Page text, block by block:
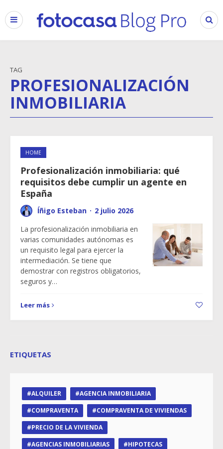
TAG
PROFESIONALIZACIÓN
INMOBILIARIA
HOME
Profesionalización inmobiliaria: qué
requisitos debe cumplir un agente en
España
Íñigo Esteban · 2 julio 2026
La profesionalización inmobiliaria en
varias comunidades autónomas es
un requisito legal para ejercer la
intermediación. Se tiene que
demostrar con registros obligatorios,
seguros y…
Leer más
ETIQUETAS
ALQUILER
AGENCIA INMOBILIARIA
COMPRAVENTA
COMPRAVENTA DE VIVIENDAS
PRECIO DE LA VIVIENDA
AGENCIAS INMOBILIARIAS
HIPOTECAS